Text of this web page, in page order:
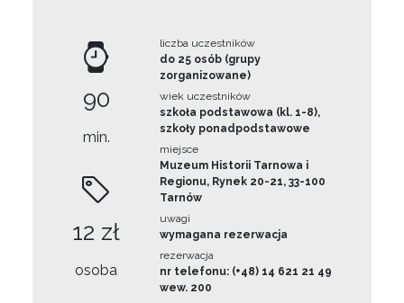
90
min.
12 zł
osoba
liczba uczestników
do 25 osób (grupy
zorganizowane)
wiek uczestników
szkoła podstawowa (kl. 1-8),
szkoły ponadpodstawowe
miejsce
Muzeum Historii Tarnowa i
Regionu, Rynek 20-21, 33-100
Tarnów
uwagi
wymagana rezerwacja
rezerwacja
nr telefonu: (+48) 14 621 21 49
wew. 200